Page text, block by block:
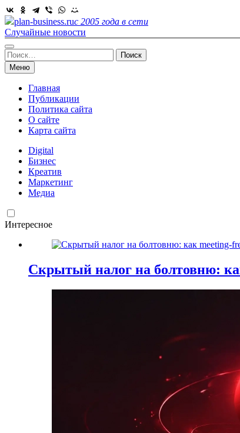
Skip
to
content
plan-business.ruс 2005 года в сети
Случайные новости
Найти:
Меню
Главная
Публикации
Политика сайта
О сайте
Карта сайта
Digital
Бизнес
Креатив
Маркетинг
Медиа
Интересное
Скрытый налог на болтовню: